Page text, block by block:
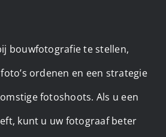
bouwfotografie te stellen,
ordenen en een strategie
fotoshoots. Als u een
kunt u uw fotograaf beter